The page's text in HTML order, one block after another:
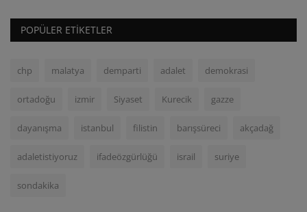
POPÜLER ETIKETLER
chp malatya demparti adalet demokrasi
ortadoğu izmir Siyaset Kurecik gazze
dayanışma istanbul filistin barışsüreci akçadağ
adaletistiyoruz ifadeözgürlüğü israil suriye
sondakika